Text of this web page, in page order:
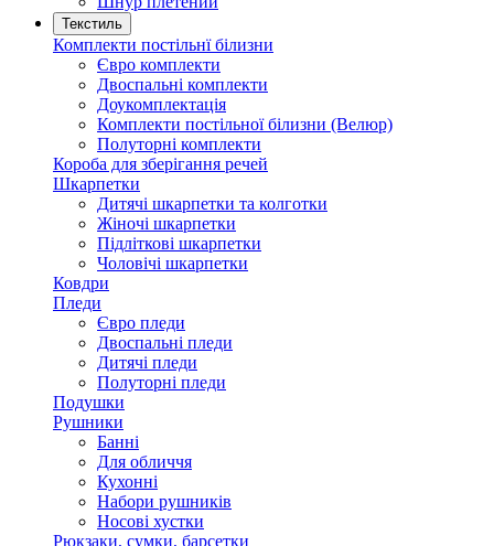
Текстиль
Комплекти постільнї білизни
Євро комплекти
Двоспальні комплекти
Доукомплектація
Комплекти постільної білизни (Велюр)
Полуторні комплекти
Короба для зберігання речей
Шкарпетки
Дитячі шкарпетки та колготки
Жіночі шкарпетки
Підліткові шкарпетки
Чоловічі шкарпетки
Ковдри
Пледи
Євро пледи
Двоспальні пледи
Дитячі пледи
Полуторні пледи
Подушки
Рушники
Банні
Для обличчя
Кухонні
Набори рушників
Носові хустки
Рюкзаки, сумки, барсетки